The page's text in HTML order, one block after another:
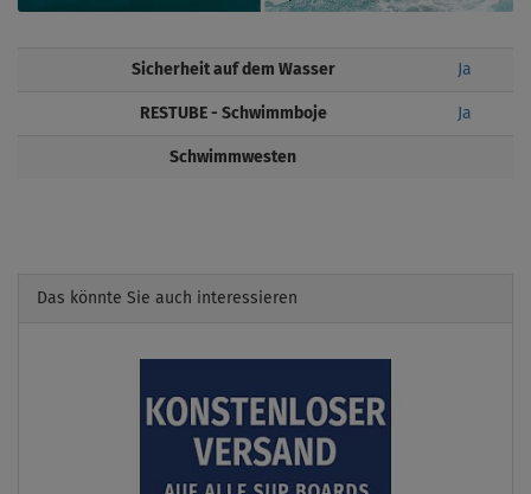
Sicherheit auf dem Wasser Ja
RESTUBE - Schwimmboje Ja
Schwimmwesten
Das könnte Sie auch interessieren